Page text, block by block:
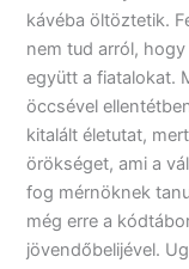
kávéba öltöztetik.
nem tud arról,
együtt a fiatalokat.
öccsével
kitalált életutat,
örökséget, ami a
fog mérnöknek
még erre a
jövendőbelijével.